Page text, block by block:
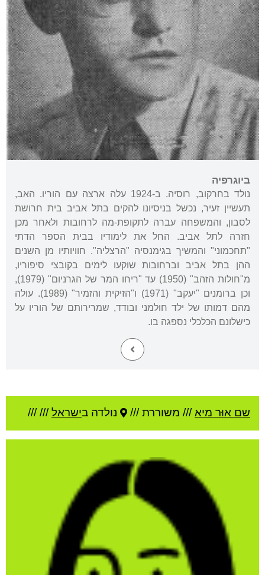
ביוגרפיה
נולד בחרקוב, רוסיה. ב-1924 עלה ארצה עם הוריו. האב,
תעשיין זעיר, נכשל בניסיונו להקים בתל אביב בית חרושת
לסבון, והמשפחה עברה לתקופת-מה לרחובות ולאחר מכן
חזרה לתל אביב. החל את לימודיו בבית הספר הדתי
"תחכמוני" והמשיך בגימנסיה "הרצליה". חוויותיו מן השנים
ההן בתל אביב וברחובות שוקעו לימים בקובצי סיפוריו,
מ"חולות הזהב" (1950) עד "ריחו המר של הגרניום" (1979),
וכן ברומנים "יעקב" (1971) ו"הזיקית והזמיר" (1989). עולה
מהם דמותו של ילד חולמני ובודד, שמרירותם של הוריו על
כישלונם הכלכלי נספגה בו.
שם אוּר מיא/// משוררת /// נולדה בישראל///
///